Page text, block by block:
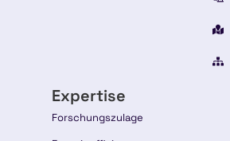
Expertise
Forschungszulage